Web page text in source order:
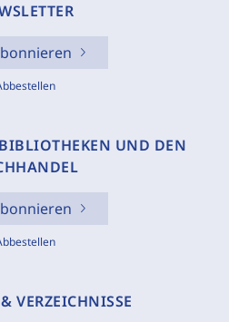
UND DEN
VERZEICHNISSE